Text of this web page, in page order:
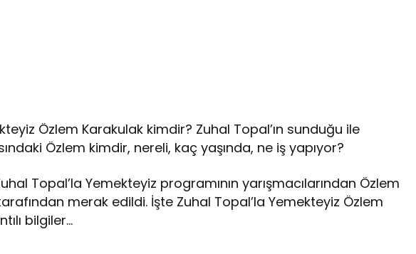
Özlem Karakulak kimdir? Zuhal Topal’ın sunduğu ile
Özlem kimdir, nereli, kaç yaşında, ne iş yapıyor?
Topal’la Yemekteyiz programının yarışmacılarından Özlem
merak edildi. İşte Zuhal Topal’la Yemekteyiz Özlem
bilgiler…